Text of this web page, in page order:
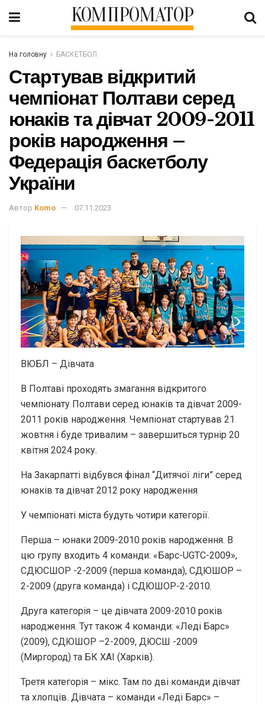
КОМПРОМАТОР
На головну БАСКЕТБОЛ
Стартував відкритий
чемпіонат Полтави серед
юнаків та дівчат 2009-2011
років народження –
Федерація баскетболу
України
Автор Komo 07.11.2023
ВЮБЛ – Дiвчата
В Полтаві проходять змагання відкритого
чемпіонату Полтави серед юнаків та дівчат 2009-
2011 років народження. Чемпіонат стартував 21
жовтня і буде тривалим – завершиться турнір 20
квітня 2024 року.
На Закарпатті відбувся фінал “Дитячої ліги” серед
юнаків та дівчат 2012 року народження
У чемпіонаті міста будуть чотири категорії.
Перша – юнаки 2009-2010 років народження. В
цю групу входить 4 команди: «Барс-UGTC-2009»,
СДЮСШОР -2-2009 (перша команда), СДЮШОР –
2-2009 (друга команда) і СДЮШОР-2-2010.
Друга категорія – це дівчата 2009-2010 років
народження. Тут також 4 команди: «Леді Барс»
(2009), СДЮШОР –2-2009, ДЮСШ -2009
(Миргород) та БК ХАІ (Харків).
Третя категорія – мікс. Там по дві команди дівчат
та хлопців. Дівчата – команди «Леді Барс» –